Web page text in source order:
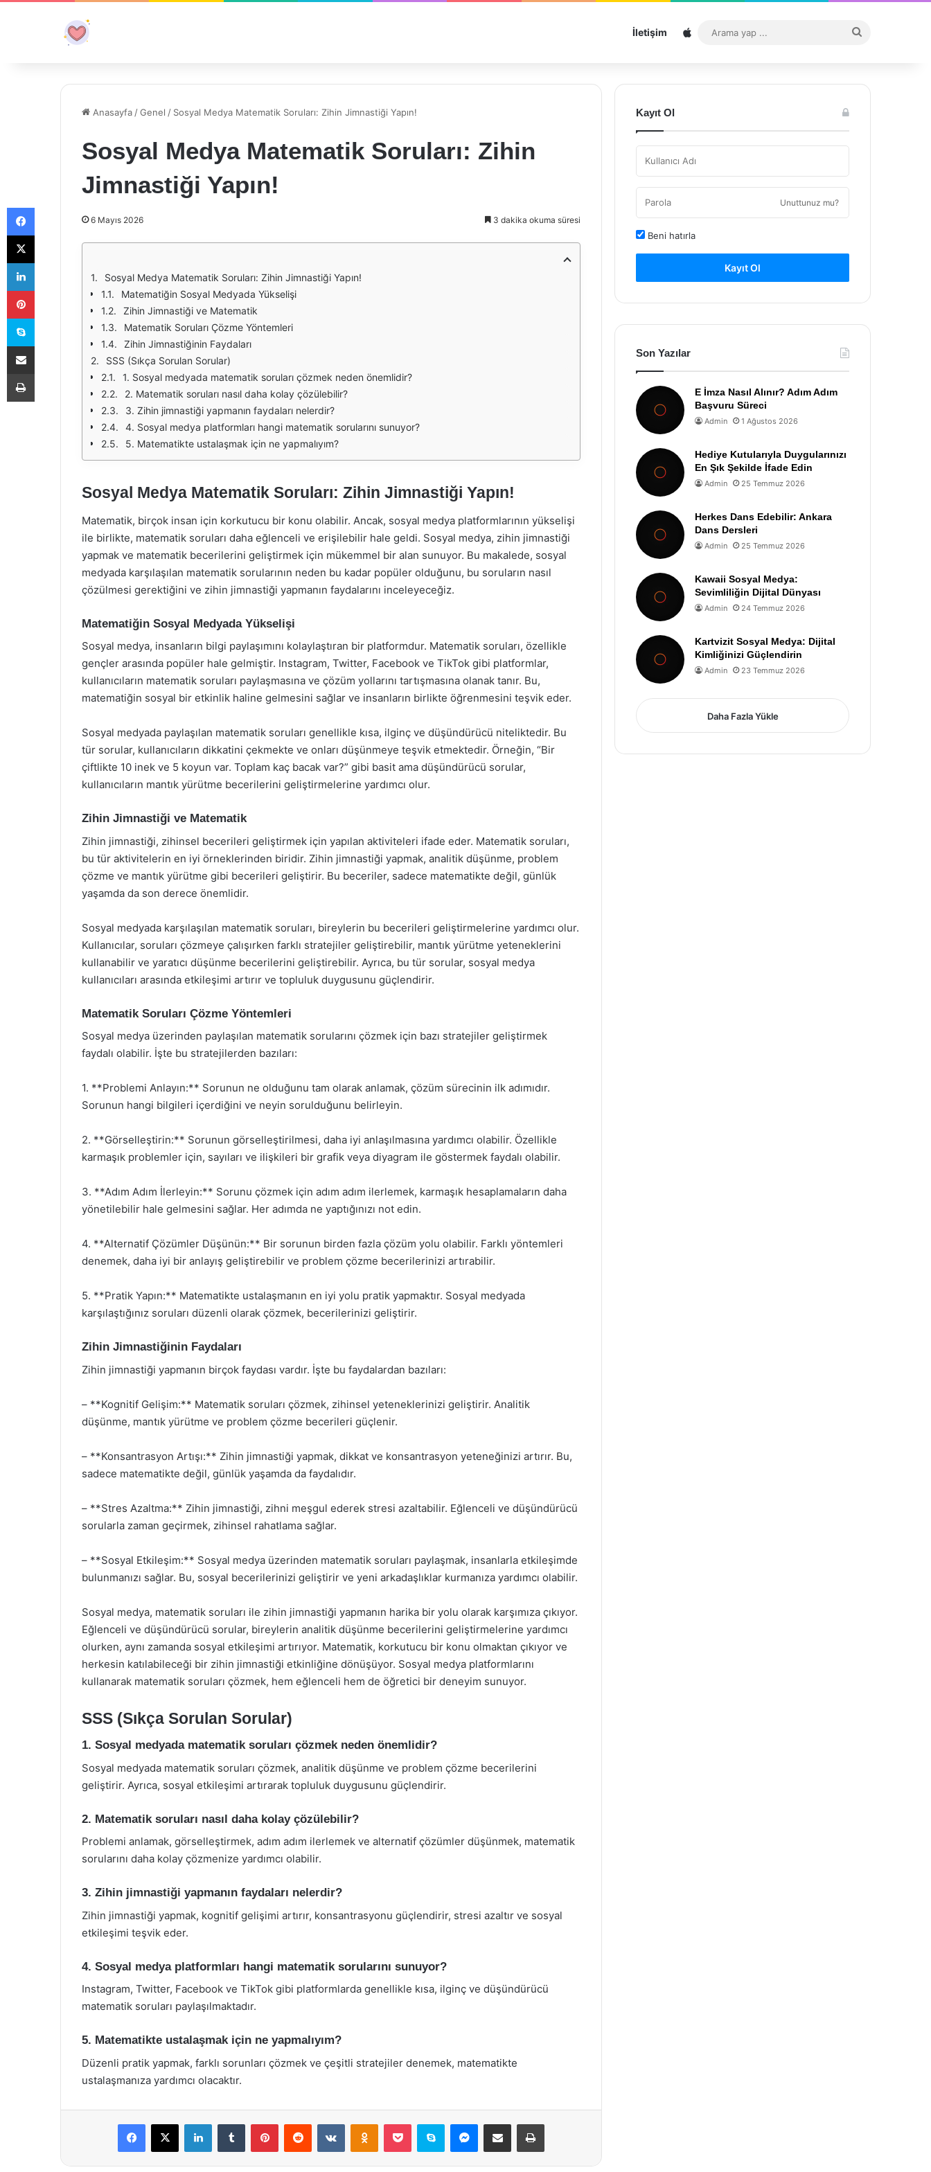
İletişim Sitemap
...
Anasayfa /Genel / Sosyal Medya Matematik Soruları: Zihin Jimnastiği Yapın!
Sosyal Medya Matematik Soruları: Zihin
Jimnastiği Yapın!
6 Mayıs 2026 3 dakika okuma süresi
Sosyal Medya Matematik Soruları: Zihin Jimnastiği Yapın!
Matematiğin Sosyal Medyada Yükselişi
Zihin Jimnastiği ve Matematik
Matematik Soruları Çözme Yöntemleri
Zihin Jimnastiğinin Faydaları
SSS (Sıkça Sorulan Sorular)
1. Sosyal medyada matematik soruları çözmek neden önemlidir?
2. Matematik soruları nasıl daha kolay çözülebilir?
3. Zihin jimnastiği yapmanın faydaları nelerdir?
4. Sosyal medya platformları hangi matematik sorularını sunuyor?
5. Matematikte ustalaşmak için ne yapmalıyım?
Sosyal Medya Matematik Soruları: Zihin Jimnastiği Yapın!
Matematik, birçok insan için korkutucu bir konu olabilir. Ancak, sosyal medya platformlarının yükselişi
ile birlikte, matematik soruları daha eğlenceli ve erişilebilir hale geldi. Sosyal medya, zihin jimnastiği
yapmak ve matematik becerilerini geliştirmek için mükemmel bir alan sunuyor. Bu makalede, sosyal
medyada karşılaşılan matematik sorularının neden bu kadar popüler olduğunu, bu soruların nasıl
çözülmesi gerektiğini ve zihin jimnastiği yapmanın faydalarını inceleyeceğiz.
Matematiğin Sosyal Medyada Yükselişi
Sosyal medya, insanların bilgi paylaşımını kolaylaştıran bir platformdur. Matematik soruları, özellikle
gençler arasında popüler hale gelmiştir. Instagram, Twitter, Facebook ve TikTok gibi platformlar,
kullanıcıların matematik soruları paylaşmasına ve çözüm yollarını tartışmasına olanak tanır. Bu,
matematiğin sosyal bir etkinlik haline gelmesini sağlar ve insanların birlikte öğrenmesini teşvik eder.
Sosyal medyada paylaşılan matematik soruları genellikle kısa, ilginç ve düşündürücü niteliktedir. Bu
tür sorular, kullanıcıların dikkatini çekmekte ve onları düşünmeye teşvik etmektedir. Örneğin, “Bir
çiftlikte 10 inek ve 5 koyun var. Toplam kaç bacak var?” gibi basit ama düşündürücü sorular,
kullanıcıların mantık yürütme becerilerini geliştirmelerine yardımcı olur.
Zihin Jimnastiği ve Matematik
Zihin jimnastiği, zihinsel becerileri geliştirmek için yapılan aktiviteleri ifade eder. Matematik soruları,
bu tür aktivitelerin en iyi örneklerinden biridir. Zihin jimnastiği yapmak, analitik düşünme, problem
çözme ve mantık yürütme gibi becerileri geliştirir. Bu beceriler, sadece matematikte değil, günlük
yaşamda da son derece önemlidir.
Sosyal medyada karşılaşılan matematik soruları, bireylerin bu becerileri geliştirmelerine yardımcı olur.
Kullanıcılar, soruları çözmeye çalışırken farklı stratejiler geliştirebilir, mantık yürütme yeteneklerini
kullanabilir ve yaratıcı düşünme becerilerini geliştirebilir. Ayrıca, bu tür sorular, sosyal medya
kullanıcıları arasında etkileşimi artırır ve topluluk duygusunu güçlendirir.
Matematik Soruları Çözme Yöntemleri
Sosyal medya üzerinden paylaşılan matematik sorularını çözmek için bazı stratejiler geliştirmek
faydalı olabilir. İşte bu stratejilerden bazıları:
1. **Problemi Anlayın:** Sorunun ne olduğunu tam olarak anlamak, çözüm sürecinin ilk adımıdır.
Sorunun hangi bilgileri içerdiğini ve neyin sorulduğunu belirleyin.
2. **Görselleştirin:** Sorunun görselleştirilmesi, daha iyi anlaşılmasına yardımcı olabilir. Özellikle
karmaşık problemler için, sayıları ve ilişkileri bir grafik veya diyagram ile göstermek faydalı olabilir.
3. **Adım Adım İlerleyin:** Sorunu çözmek için adım adım ilerlemek, karmaşık hesaplamaların daha
yönetilebilir hale gelmesini sağlar. Her adımda ne yaptığınızı not edin.
4. **Alternatif Çözümler Düşünün:** Bir sorunun birden fazla çözüm yolu olabilir. Farklı yöntemleri
denemek, daha iyi bir anlayış geliştirebilir ve problem çözme becerilerinizi artırabilir.
5. **Pratik Yapın:** Matematikte ustalaşmanın en iyi yolu pratik yapmaktır. Sosyal medyada
karşılaştığınız soruları düzenli olarak çözmek, becerilerinizi geliştirir.
Zihin Jimnastiğinin Faydaları
Zihin jimnastiği yapmanın birçok faydası vardır. İşte bu faydalardan bazıları:
– **Kognitif Gelişim:** Matematik soruları çözmek, zihinsel yeteneklerinizi geliştirir. Analitik
düşünme, mantık yürütme ve problem çözme becerileri güçlenir.
– **Konsantrasyon Artışı:** Zihin jimnastiği yapmak, dikkat ve konsantrasyon yeteneğinizi artırır. Bu,
sadece matematikte değil, günlük yaşamda da faydalıdır.
– **Stres Azaltma:** Zihin jimnastiği, zihni meşgul ederek stresi azaltabilir. Eğlenceli ve düşündürücü
sorularla zaman geçirmek, zihinsel rahatlama sağlar.
– **Sosyal Etkileşim:** Sosyal medya üzerinden matematik soruları paylaşmak, insanlarla etkileşimde
bulunmanızı sağlar. Bu, sosyal becerilerinizi geliştirir ve yeni arkadaşlıklar kurmanıza yardımcı olabilir.
Sosyal medya, matematik soruları ile zihin jimnastiği yapmanın harika bir yolu olarak karşımıza çıkıyor.
Eğlenceli ve düşündürücü sorular, bireylerin analitik düşünme becerilerini geliştirmelerine yardımcı
olurken, aynı zamanda sosyal etkileşimi artırıyor. Matematik, korkutucu bir konu olmaktan çıkıyor ve
herkesin katılabileceği bir zihin jimnastiği etkinliğine dönüşüyor. Sosyal medya platformlarını
kullanarak matematik soruları çözmek, hem eğlenceli hem de öğretici bir deneyim sunuyor.
SSS (Sıkça Sorulan Sorular)
1. Sosyal medyada matematik soruları çözmek neden önemlidir?
Sosyal medyada matematik soruları çözmek, analitik düşünme ve problem çözme becerilerini
geliştirir. Ayrıca, sosyal etkileşimi artırarak topluluk duygusunu güçlendirir.
2. Matematik soruları nasıl daha kolay çözülebilir?
Problemi anlamak, görselleştirmek, adım adım ilerlemek ve alternatif çözümler düşünmek, matematik
sorularını daha kolay çözmenize yardımcı olabilir.
3. Zihin jimnastiği yapmanın faydaları nelerdir?
Zihin jimnastiği yapmak, kognitif gelişimi artırır, konsantrasyonu güçlendirir, stresi azaltır ve sosyal
etkileşimi teşvik eder.
4. Sosyal medya platformları hangi matematik sorularını sunuyor?
Instagram, Twitter, Facebook ve TikTok gibi platformlarda genellikle kısa, ilginç ve düşündürücü
matematik soruları paylaşılmaktadır.
5. Matematikte ustalaşmak için ne yapmalıyım?
Düzenli pratik yapmak, farklı sorunları çözmek ve çeşitli stratejiler denemek, matematikte
ustalaşmanıza yardımcı olacaktır.
Facebook
X LinkedInTumblr PinterestReddit VKontakteOdnoklassniki
Pocket Skype Messenger
E-Posta ile paylaş Yazdır
Kayıt Ol
Unuttunuz mu?
Beni hatırla
Kayıt Ol
Son Yazılar
E İmza Nasıl Alınır? Adım Adım
Başvuru Süreci
Admin 1 Ağustos 2026
Hediye Kutularıyla Duygularınızı
En Şık Şekilde İfade Edin
Admin 25 Temmuz 2026
Herkes Dans Edebilir: Ankara
Dans Dersleri
Admin 25 Temmuz 2026
Kawaii Sosyal Medya:
Sevimliliğin Dijital Dünyası
Admin 24 Temmuz 2026
Kartvizit Sosyal Medya: Dijital
Kimliğinizi Güçlendirin
Admin 23 Temmuz 2026
Daha Fazla Yükle
Facebook
X
LinkedIn
Pinterest
Skype
E-Posta ile paylaş